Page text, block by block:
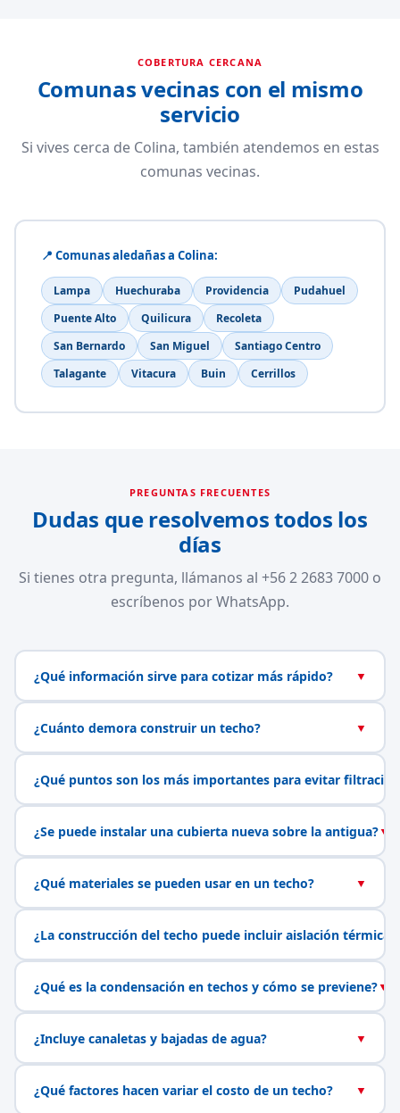
COBERTURA CERCANA
Comunas vecinas con el mismo
servicio
Si vives cerca de Colina, también atendemos en estas
comunas vecinas.
📍 Comunas aledañas a Colina:
Lampa Huechuraba Providencia
Pudahuel
Puente Alto
Quilicura
Recoleta
San Bernardo
San Miguel
Santiago Centro
Talagante
Vitacura Buin Cerrillos
PREGUNTAS FRECUENTES
Dudas que resolvemos todos los
días
Si tienes otra pregunta, llámanos al +56 2 2683 7000 o
escríbenos por WhatsApp.
¿Qué información sirve para cotizar más rápido? ▼
¿Cuánto demora construir un techo? ▼
¿Qué puntos son los más importantes para evitar
¿Se puede instalar una cubierta nueva sobre la antigua?▼
¿Qué materiales se pueden usar en un techo? ▼
¿La construcción del techo puede incluir aislación térmica?
¿Qué es la condensación en techos y cómo se previene?▼
¿Incluye canaletas y bajadas de agua? ▼
¿Qué factores hacen variar el costo de un techo? ▼